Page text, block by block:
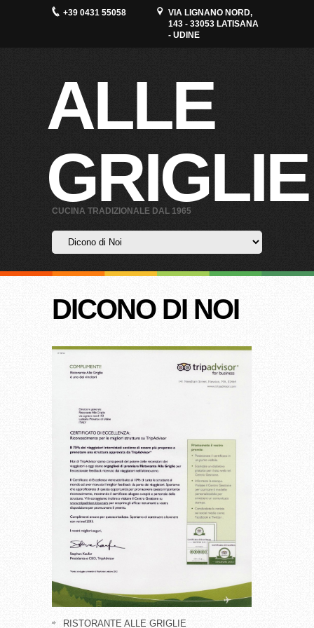
+39 0431 55058
VIA LIGNANO NORD,
143 - 33053 LATISANA
- UDINE
ALLE
GRIGLIE
CUCINA TRADIZIONALE DAL 1965
DICONO DI NOI
RISTORANTE ALLE GRIGLIE